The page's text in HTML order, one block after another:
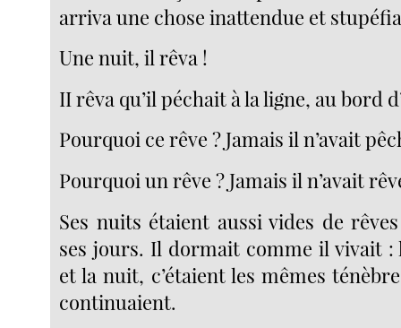
arriva une chose inattendue et
Une nuit, il rêva !
II rêva qu’il péchait à la ligne, au bord
Pourquoi ce rêve ? Jamais il n’avait
Pourquoi un rêve ? Jamais il n’avait
Ses nuits étaient aussi vides de
ses jours. Il dormait comme il vivait :
et la nuit, c’étaient les mêmes
continuaient.